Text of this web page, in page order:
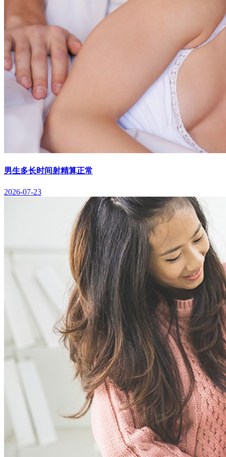
男生多长时间射精算正常
2026-07-23